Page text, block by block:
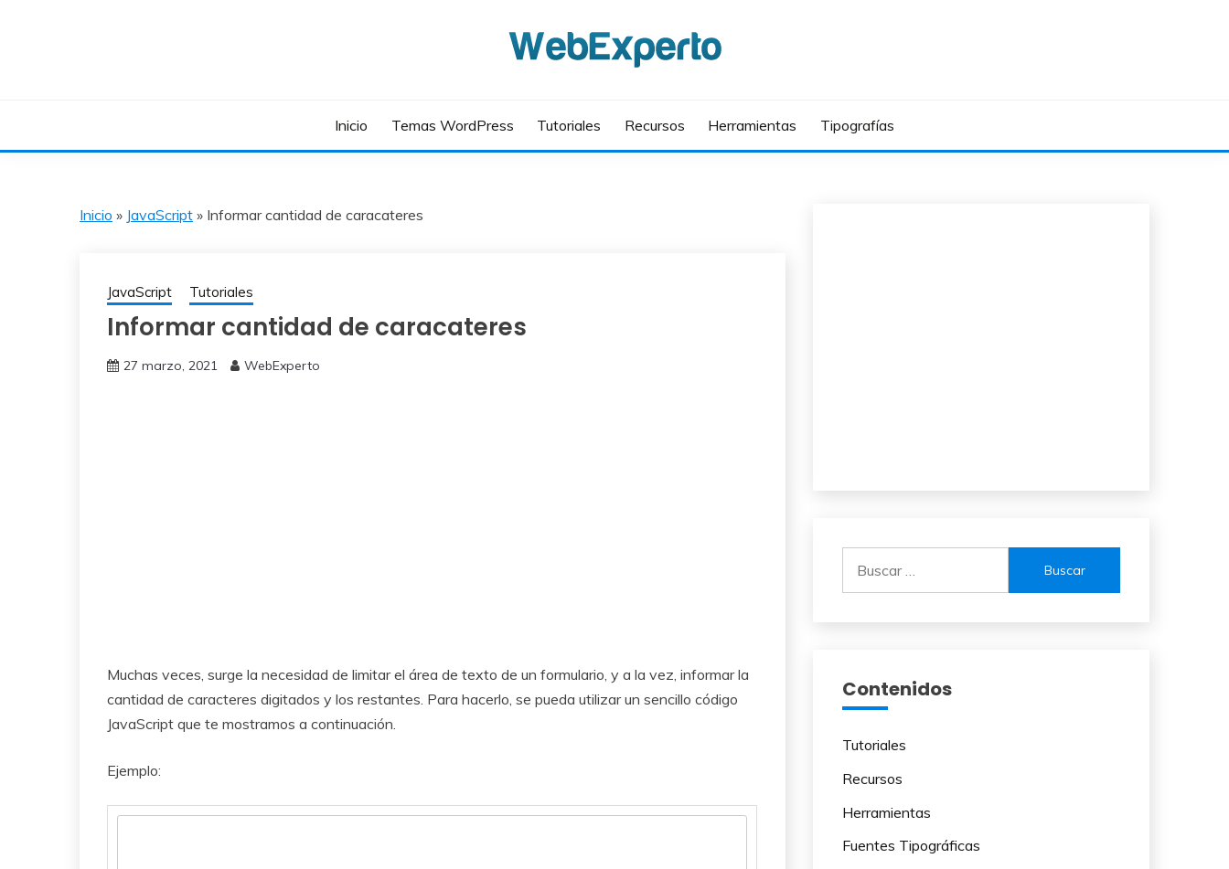
Inicio Temas WordPress Tutoriales Recursos Herramientas Tipografías
Inicio » JavaScript » Informar cantidad de caracateres
JavaScript Tutoriales
Informar cantidad de caracateres
27 marzo, 2021 WebExperto
Muchas veces, surge la necesidad de limitar el área de texto de un formulario, y a la vez, informar la
cantidad de caracteres digitados y los restantes. Para hacerlo, se pueda utilizar un sencillo código
JavaScript que te mostramos a continuación.
Ejemplo:
Contenidos
Tutoriales
Recursos
Herramientas
Fuentes Tipográficas